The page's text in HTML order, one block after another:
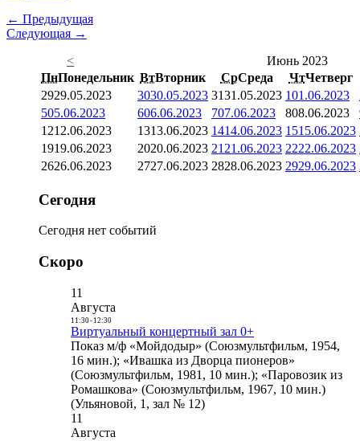
← Предыдущая
Следующая →
<
Июнь 2023
ПнПонедельник ВтВторник СрСреда ЧтЧетверг
2929.05.2023 3030.05.2023 3131.05.2023 101.06.2023
505.06.2023 606.06.2023 707.06.2023 808.06.2023
1212.06.2023 1313.06.2023 1414.06.2023 1515.06.2023
1919.06.2023 2020.06.2023 21 21.06.2023 2222.06.2023
2626.06.2023 2727.06.2023 2828.06.2023 2929.06.2023
Сегодня
Сегодня нет событий
Скоро
11
Августа
11:30- 12:30
Виртуальный концертный зал 0+
Показ м/ф «Мойдодыр» (Союзмультфильм, 1954,
16 мин.); «Ивашка из Дворца пионеров»
(Союзмультфильм, 1981, 10 мин.); «Паровозик из
Ромашкова» (Союзмультфильм, 1967, 10 мин.)
(Ульяновой, 1, зал № 12)
11
Августа